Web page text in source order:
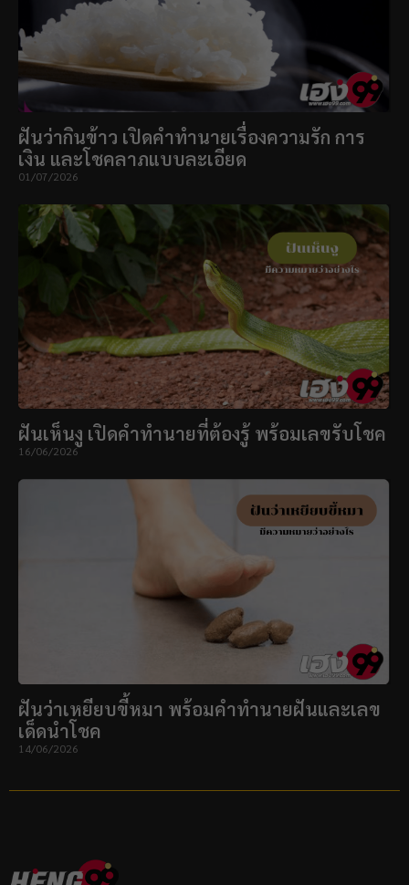
ฝันว่ากินข้าว เปิดคำทำนายเรื่องความรัก การ
เงิน และโชคลาภแบบละเอียด
01/07/2026
ฝันเห็นงู เปิดคำทำนายที่ต้องรู้ พร้อมเลขรับโชค
16/06/2026
ฝันว่าเหยียบขี้หมา พร้อมคำทำนายฝันและเลข
เด็ดนำโชค
14/06/2026